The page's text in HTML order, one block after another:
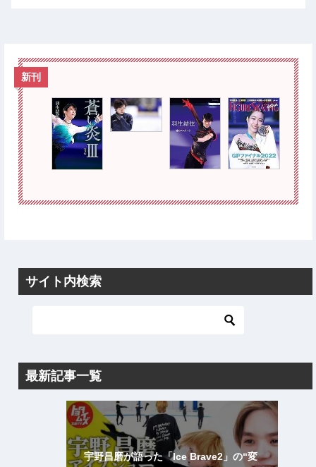
新刊
サイト内検索
最新記事一覧
宇野昌磨が語った「Ice Brave2」の“変